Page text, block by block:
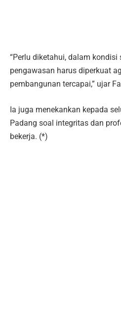
“Perlu diketahui, dalam
pengawasan harus diperkuat
pembangunan tercapai,” ujar
Ia juga menekankan kepada
Padang soal integritas dan
bekerja. (*)